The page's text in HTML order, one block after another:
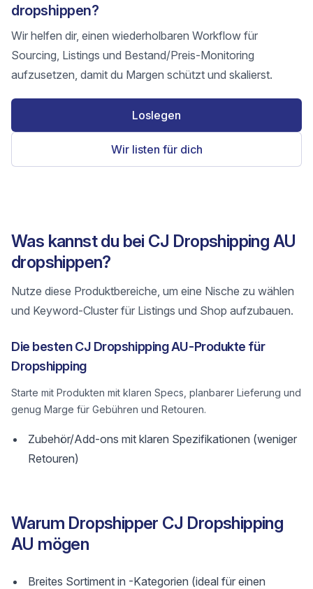
dropshippen?
Wir helfen dir, einen wiederholbaren Workflow für
Sourcing, Listings und Bestand/Preis-Monitoring
aufzusetzen, damit du Margen schützt und skalierst.
Loslegen
Wir listen für dich
Was kannst du bei CJ Dropshipping AU
dropshippen?
Nutze diese Produktbereiche, um eine Nische zu wählen
und Keyword-Cluster für Listings und Shop aufzubauen.
Die besten CJ Dropshipping AU-Produkte für
Dropshipping
Starte mit Produkten mit klaren Specs, planbarer Lieferung und
genug Marge für Gebühren und Retouren.
Zubehör/Add-ons mit klaren Spezifikationen (weniger
Retouren)
Warum Dropshipper CJ Dropshipping
AU mögen
Breites Sortiment in -Kategorien (ideal für einen